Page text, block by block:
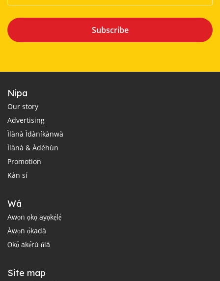
Subscribe
Nipa
Our story
Advertising
Ìlànà Ìdàníkànwà
Ìlànà & Àdéhùn
Promotion
Kàn sí
Wá
Awọn ọkọ ayọkẹ́lẹ́
Àwọn ọ̀kadà
Ọkọ̀ akẹ́rù ńlá
Site map